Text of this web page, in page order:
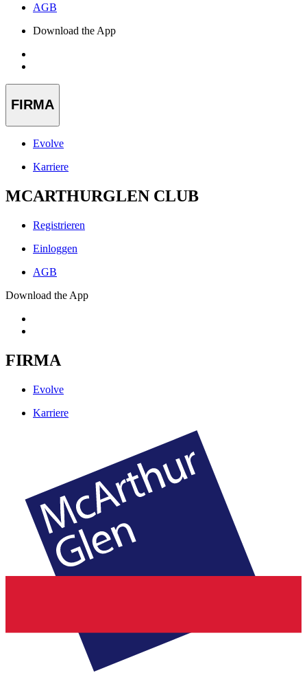
AGB
Download the App
FIRMA
Evolve
Karriere
MCARTHURGLEN CLUB
Registrieren
Einloggen
AGB
Download the App
FIRMA
Evolve
Karriere